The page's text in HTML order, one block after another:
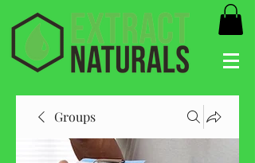
Groups